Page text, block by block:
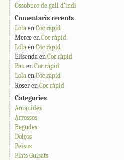
Ossobuco de gall d’indi
Comentaris recents
Lola en Coc ràpid
Merce en Coc ràpid
Lola en Coc ràpid
Elisenda en Coc ràpid
Pau en Coc ràpid
Lola en Coc ràpid
Roser en Coc ràpid
Categories
Amanides
Arrossos
Begudes
Dolços
Peixos
Plats Guisats